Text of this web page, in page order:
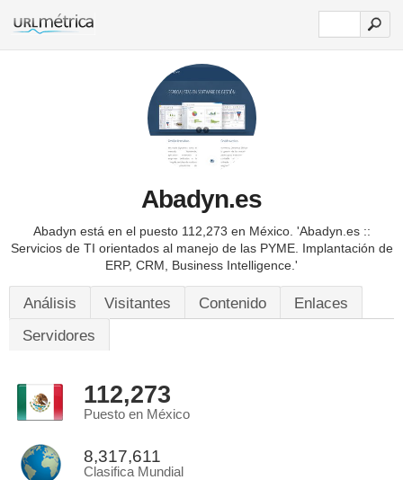
Abadyn.es
Abadyn está en el puesto 112,273 en México. 'Abadyn.es ::
Servicios de TI orientados al manejo de las PYME. Implantación de
ERP, CRM, Business Intelligence.'
Análisis Visitantes Contenido
Enlaces
Servidores
112,273
Puesto en México
8,317,611
Clasifica Mundial